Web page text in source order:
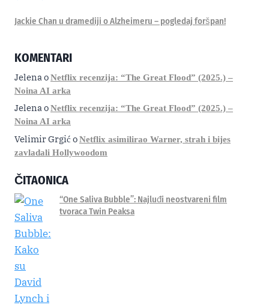
Jackie Chan u dramediji o Alzheimeru – pogledaj foršpan!
KOMENTARI
Jelena oNetflix recenzija: “The Great Flood” (2025.) –
Noina AI arka
JelenaoNetflix recenzija: “The Great Flood” (2025.) –
Noina AI arka
Velimir Grgić oNetflix asimilirao Warner, strah i bijes
zavladali Hollywoodom
ČITAONICA
“One Saliva Bubble”: Najluđi neostvareni film
tvoraca Twin Peaksa